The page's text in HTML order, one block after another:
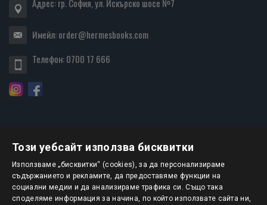
Адрес: гр. София, ул. Искърско шосе №7
Имейл:order@hermesbooks.com
Телефон:0700 17 666
БЮЛЕТИН
АБОНИРАНЕ
Този уебсайт използва бисквитки
Използваме „бисквитки“ (cookies), за да персонализираме
съдържанието и рекламите, да предоставяме функции на
социални медии и да анализираме трафика си. Също така
споделяме информация за начина, по който използвате сайта ни,